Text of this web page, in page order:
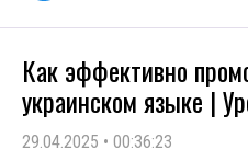
Как эффективно
украинском языке |
29.04.2025 • 00:36:23